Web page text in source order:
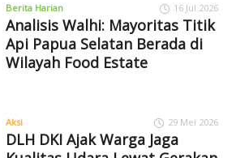
Berita Harian 16 Jul 2026
Analisis Walhi: Mayoritas Titik
Api Papua Selatan Berada di
Wilayah Food Estate
Aksi 29 Mei 2026
DLH DKI Ajak Warga Jaga